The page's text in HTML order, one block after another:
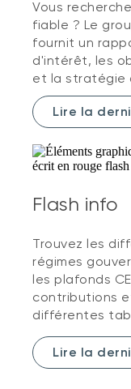
Vous
fiable ? Le
fournit un
d'intérêt, les
et la stratégie
Lire la
Flash info
Trouvez les
régimes
les plafonds
contributions
différentes
Lire la